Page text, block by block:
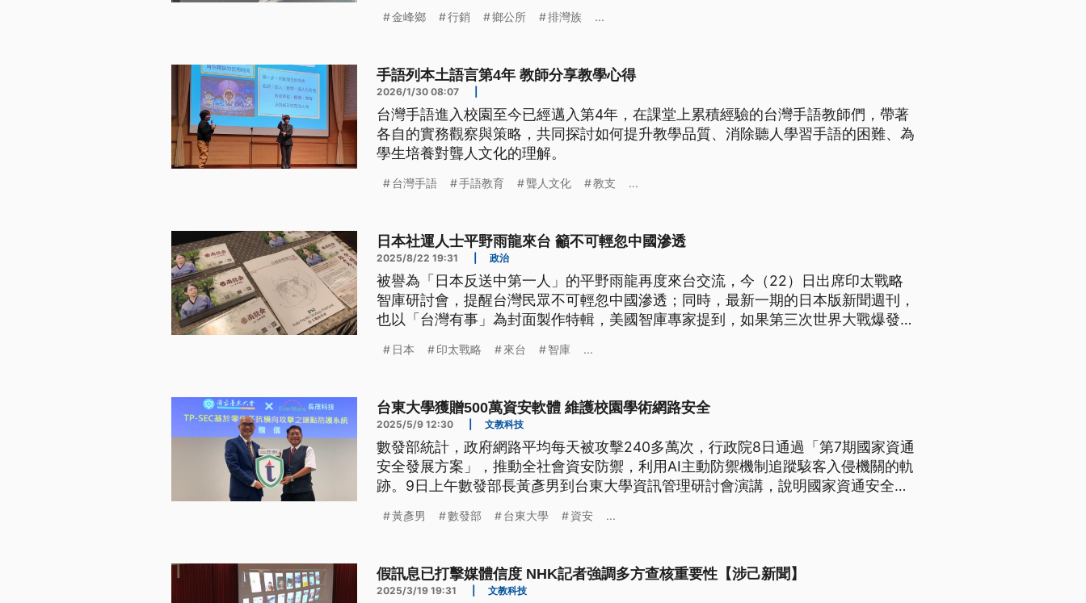
會，幫助在地商家行銷。
金峰鄉 行銷 鄉公所 排灣族 ...
手語列本土語言第4年 教師分享教學心得
2026/1/30 08:07
台灣手語進入校園至今已經邁入第4年，在課堂上累積經驗的台灣手語教師們，帶著
各自的實務觀察與策略，共同探討如何提升教學品質、消除聽人學習手語的困難、為
學生培養對聾人文化的理解。
台灣手語 手語教育 聾人文化 教支 ...
日本社運人士平野雨龍來台 籲不可輕忽中國滲透
2025/8/22 19:31 政治
被譽為「日本反送中第一人」的平野雨龍再度來台交流，今（22）日出席印太戰略
智庫研討會，提醒台灣民眾不可輕忽中國滲透；同時，最新一期的日本版新聞週刊，
也以「台灣有事」為封面製作特輯，美國智庫專家提到，如果第三次世界大戰爆發，
日本 印太戰略 來台 智庫 ...
台東大學獲贈500萬資安軟體 維護校園學術網路安全
2025/5/9 12:30 文教科技
數發部統計，政府網路平均每天被攻擊240多萬次，行政院8日通過「第7期國家資通
安全發展方案」，推動全社會資安防禦，利用AI主動防禦機制追蹤駭客入侵機關的軌
跡。9日上午數發部長黃彥男到台東大學資訊管理研討會演講，說明國家資通安全要
人才投入資安工作。
黃彥男 數發部 台東大學 資安 ...
假訊息已打擊媒體信度 NHK記者強調多方查核重要性【涉己新聞】
2025/3/19 19:31 文教科技